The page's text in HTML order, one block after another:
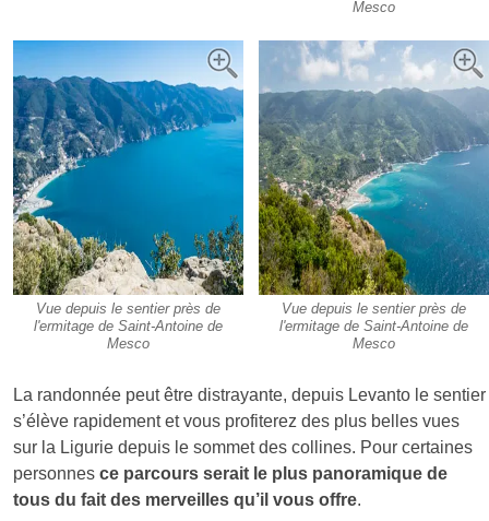
Mesco
Vue depuis le sentier près de
l'ermitage de Saint-Antoine de
Mesco
Vue depuis le sentier près de
l'ermitage de Saint-Antoine de
Mesco
La randonnée peut être distrayante, depuis Levanto le sentier
s’élève rapidement et vous profiterez des plus belles vues
sur la Ligurie depuis le sommet des collines. Pour certaines
personnes ce parcours serait le plus panoramique de
tous du fait des merveilles qu’il vous offre.